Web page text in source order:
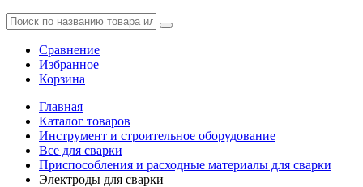
Сравнение
Избранное
Корзина
Главная
Каталог товаров
Инструмент и строительное оборудование
Все для сварки
Приспособления и расходные материалы для сварки
Электроды для сварки